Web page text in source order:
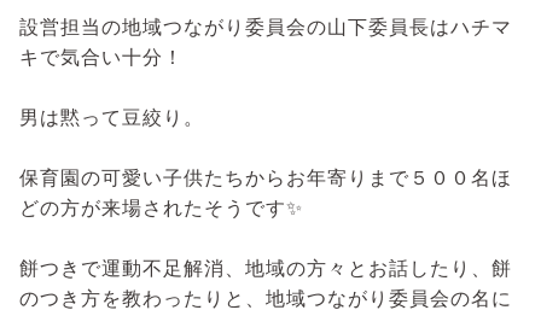
設営担当の地域つながり委員会の山下委員長はハチマ
キで気合い十分！
男は黙って豆絞り。
保育園の可愛い子供たちからお年寄りまで５００名ほ
どの方が来場されたそうです✨
餅つきで運動不足解消、地域の方々とお話したり、餅
のつき方を教わったりと、地域つながり委員会の名に